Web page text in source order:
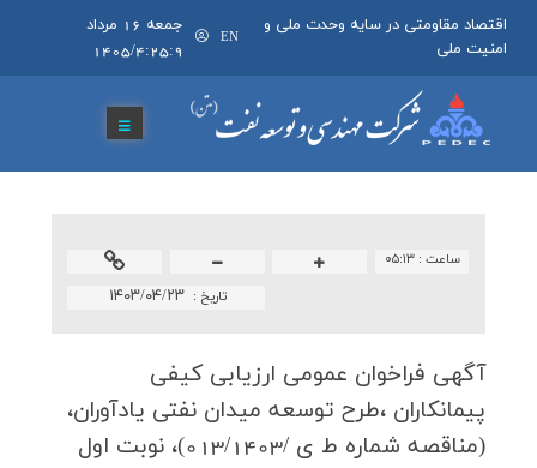
اقتصاد مقاومتی در سایه وحدت ملی و
امنیت ملی
EN
جمعه 16 مرداد
1405/4:25:9
ساعت :۰۵:۱۳
تاريخ : ۱۴۰۳/۰۴/۲۳
آگهی فراخوان عمومی ارزیابی كیفی
پیمانكاران ،طرح توسعه میدان نفتی یادآوران،
(مناقصه شماره ط ی /013/1403)، نوبت اول